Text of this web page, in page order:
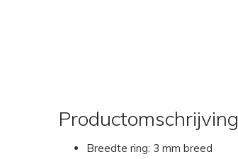
Productomschrijving
Breedte ring: 3 mm breed